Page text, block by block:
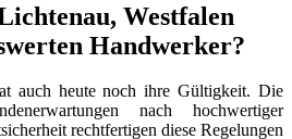
Westfalen
Handwerker?
auch heute noch ihre Gültigkeit. Die
nach hochwertiger
rechtfertigen diese Regelungen